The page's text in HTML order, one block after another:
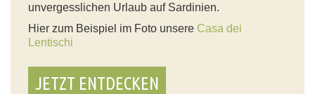
unvergesslichen Urlaub auf Sardinien.
Hier zum Beispiel im Foto unsere Casa dei
Lentischi
JETZT ENTDECKEN